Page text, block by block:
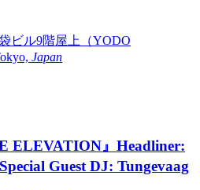
ビル9階屋上（YODO
Japan
ELEVATION』Headliner:
Guest DJ: Tungevaag